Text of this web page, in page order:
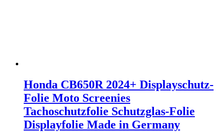
Honda CB650R 2024+ Displayschutz-
Folie Moto Screenies
Tachoschutzfolie Schutzglas-Folie
Displayfolie Made in Germany